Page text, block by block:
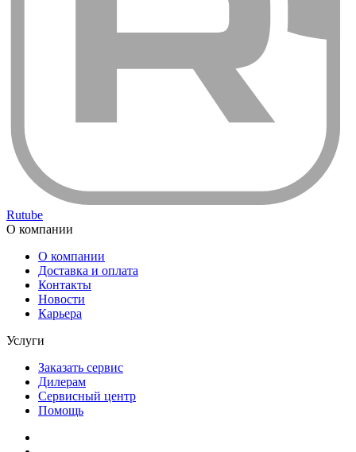
Rutube
О компании
О компании
Доставка и оплата
Контакты
Новости
Карьера
Услуги
Заказать сервис
Дилерам
Сервисный центр
Помощь